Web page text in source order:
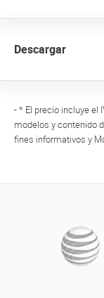
Descargar
- * El precio incluye el
modelos y contenido
fines informativos y